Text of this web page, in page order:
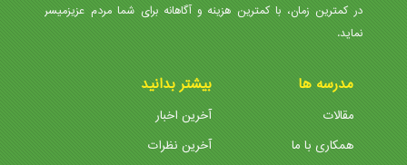
در کمترین زمان، با کمترین هزینه و آگاهانه برای شما مردم عزیزمیسر
نماید.
مدرسه ها
مقالات
همکاری با ما
بیشتر بدانید
آخرین اخبار
آخرین نظرات